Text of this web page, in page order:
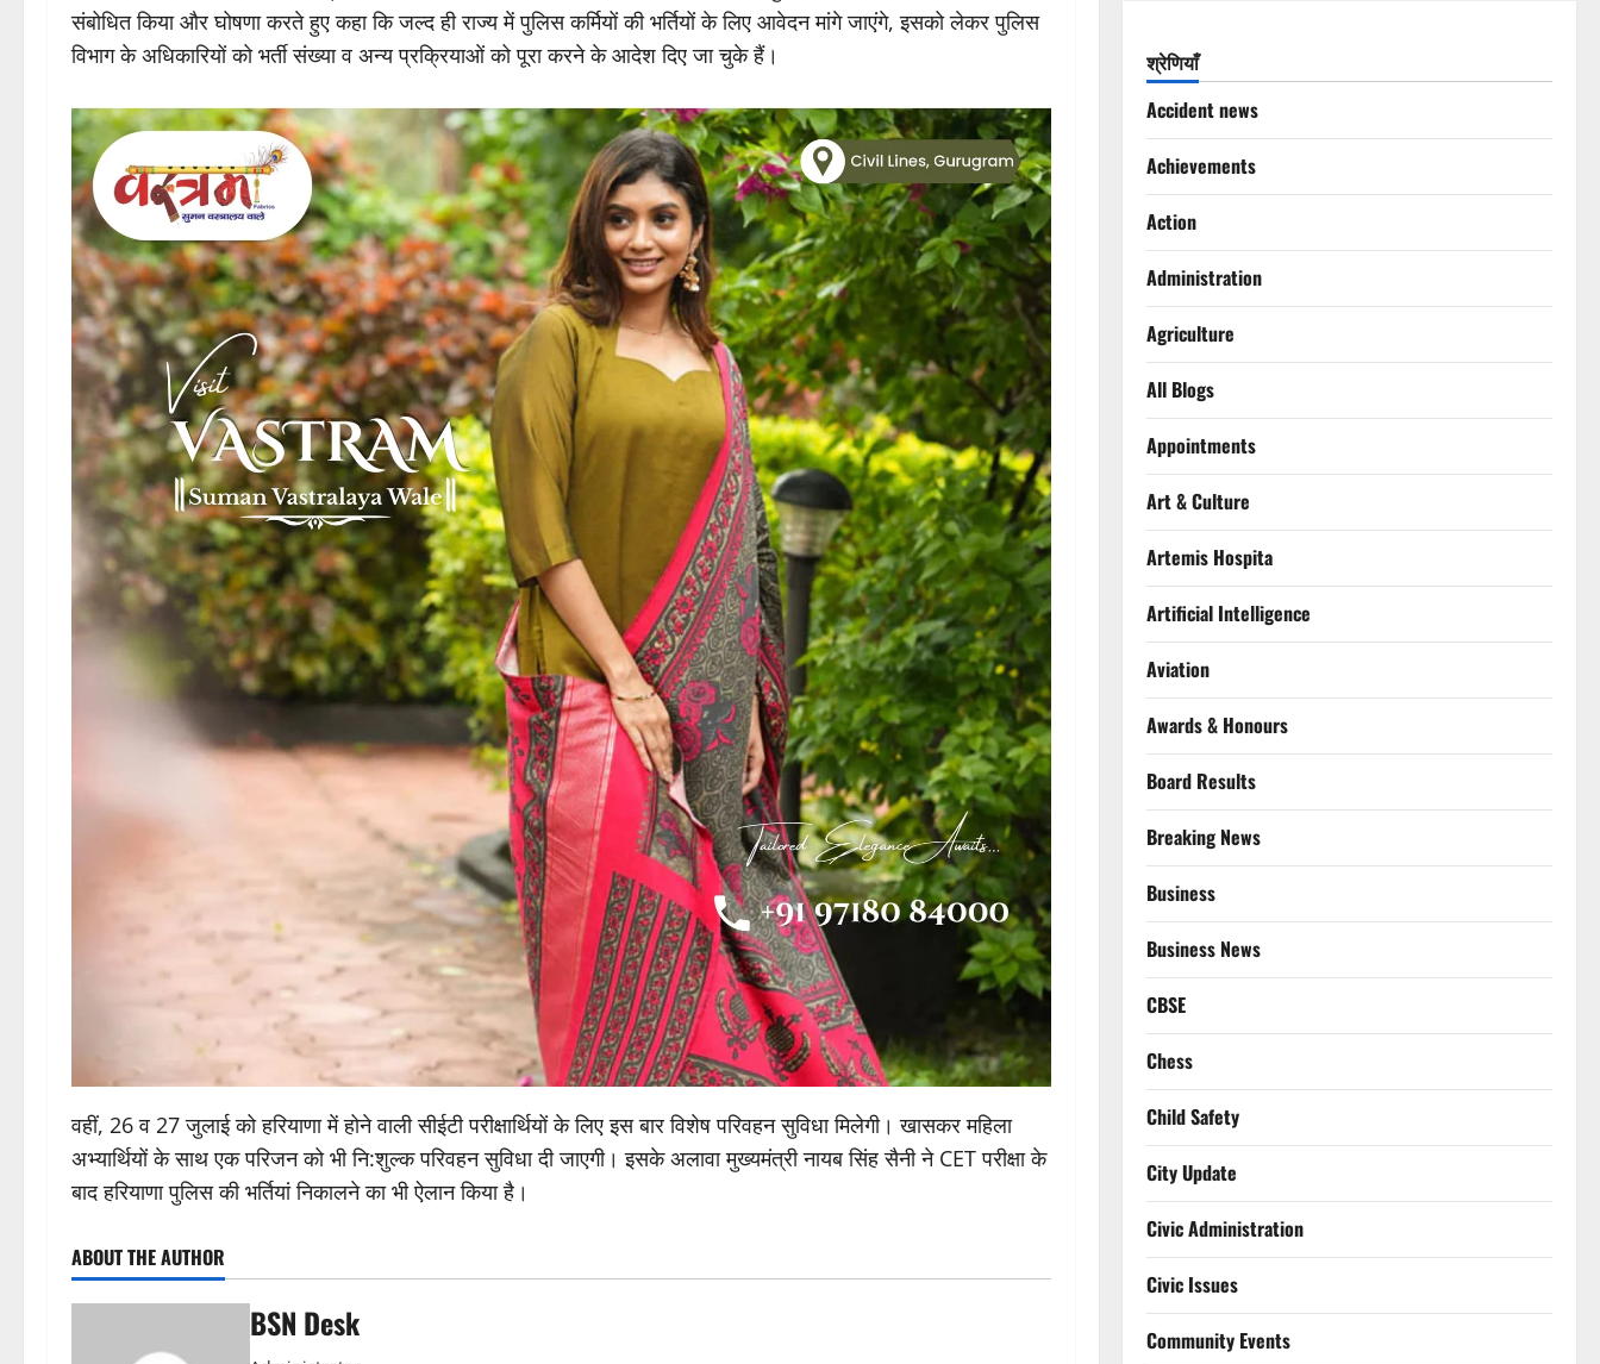
संबोधित किया और घोषणा करते हुए कहा कि जल्द ही राज्य में पुलिस कर्मियों की भर्तियों के लिए आवेदन मांगे जाएंगे, इसको लेकर पुलिस
विभाग के अधिकारियों को भर्ती संख्या व अन्य प्रक्रियाओं को पूरा करने के आदेश दिए जा चुके हैं।
वहीं, 26 व 27 जुलाई को हरियाणा में होने वाली सीईटी परीक्षार्थियों के लिए इस बार विशेष परिवहन सुविधा मिलेगी। खासकर महिला
अभ्यार्थियों के साथ एक परिजन को भी नि:शुल्क परिवहन सुविधा दी जाएगी। इसके अलावा मुख्यमंत्री नायब सिंह सैनी ने CET परीक्षा के
बाद हरियाणा पुलिस की भर्तियां निकालने का भी ऐलान किया है।
ABOUT THE AUTHOR
BSN Desk
श्रेणियाँ
Accident news
Achievements
Action
Administration
Agriculture
All Blogs
Appointments
Art & Culture
Artemis Hospita
Artificial Intelligence
Aviation
Awards & Honours
Board Results
Breaking News
Business
Business News
CBSE
Chess
Child Safety
City Update
Civic Administration
Civic Issues
Community Events